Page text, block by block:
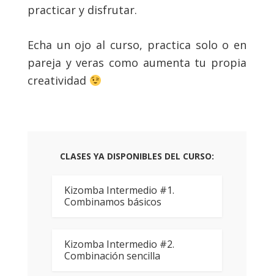
practicar y disfrutar.
Echa un ojo al curso, practica solo o en
pareja y veras como aumenta tu propia
creatividad
CLASES YA DISPONIBLES DEL CURSO:
Kizomba Intermedio #1.
Combinamos básicos
Kizomba Intermedio #2.
Combinación sencilla